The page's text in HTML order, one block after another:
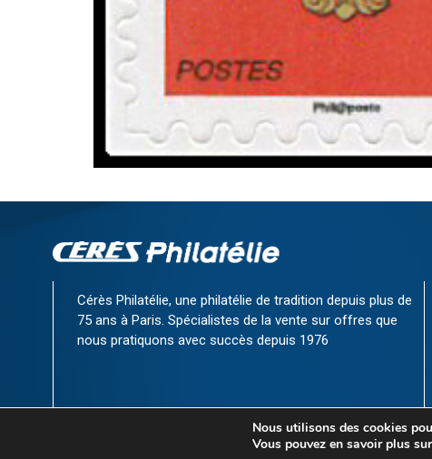
Cérès Philatélie, une philatélie de tradition depuis plus de
75 ans à Paris. Spécialistes de la vente sur offres que
nous pratiquons avec succès depuis 1976
Nous utilisons des cookies
Vous pouvez en savoir plus